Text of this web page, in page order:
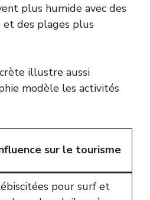
plus humide avec des
et des plages plus
illustre aussi
modèle les activités
sur le tourisme
pour surf et